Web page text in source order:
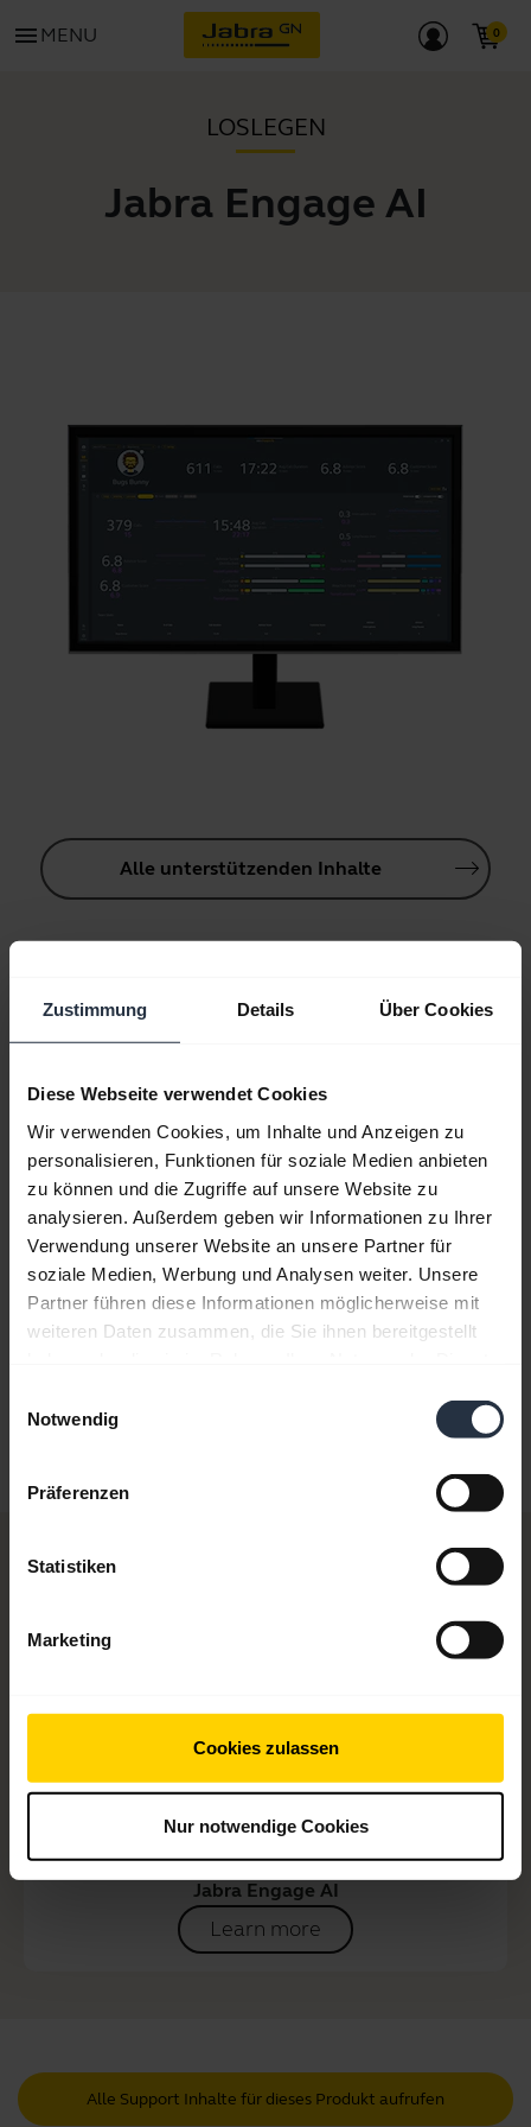
Zustimmung Details Über Cookies
Diese Webseite verwendet Cookies
Wir verwenden Cookies, um Inhalte und Anzeigen zu
personalisieren, Funktionen für soziale Medien anbieten
zu können und die Zugriffe auf unsere Website zu
analysieren. Außerdem geben wir Informationen zu Ihrer
Verwendung unserer Website an unsere Partner für
soziale Medien, Werbung und Analysen weiter. Unsere
Partner führen diese Informationen möglicherweise mit
weiteren Daten zusammen, die Sie ihnen bereitgestellt
Notwendig
Präferenzen
Statistiken
Marketing
Cookies zulassen
Nur notwendige Cookies
menu MENU
LOSLEGEN
Jabra Engage AI
Alle unterstützenden Inhalte
Anleitung zum Bluetooth-Pairing
Häufig gestellte Fragen (FAQ)
Produktunterlagen
Jabra Engage AI
Learn more
Alle Support Inhalte für dieses Produkt aufrufen